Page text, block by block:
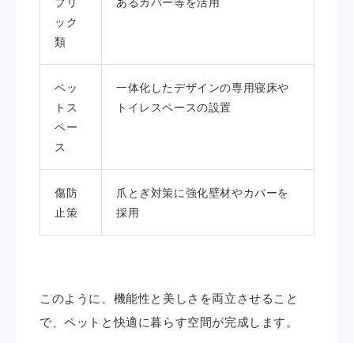
ック
類
ペッ
トス
ペー
ス
一体化したデザインの専用寝床や
トイレスペースの設置
傷防
止策
爪とぎ対策に強化壁材やカバーを
採用
このように、機能性と美しさを両立させること
で、ペットと快適に暮らす空間が完成します。